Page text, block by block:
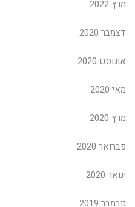
מרץ 2022
דצמבר 2020
אוגוסט 2020
מאי 2020
מרץ 2020
פברואר 2020
ינואר 2020
נובמבר 2019